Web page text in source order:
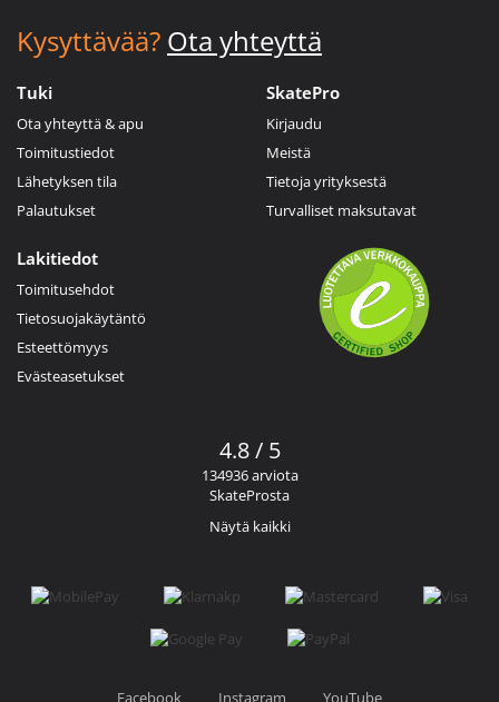
Kysyttävää? Ota yhteyttä
Tuki
Ota yhteyttä & apu
Toimitustiedot
Lähetyksen tila
Palautukset
SkatePro
Kirjaudu
Meistä
Tietoja yrityksestä
Turvalliset maksutavat
Lakitiedot
Toimitusehdot
Tietosuojakäytäntö
Esteettömyys
Evästeasetukset
4.8 / 5
134936 arviota
SkateProsta
Näytä kaikki
Facebook Instagram YouTube